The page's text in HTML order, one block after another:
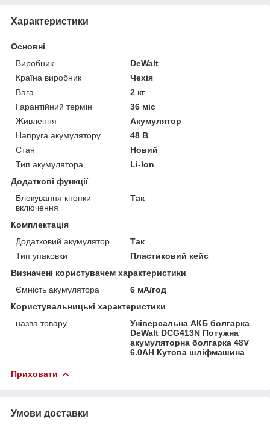
Характеристики
Основні
Виробник
DeWalt
Країна виробник
Чехія
Вага
2 кг
Гарантійний термін
36 міс
Живлення
Акумулятор
Напруга акумулятору
48 В
Стан
Новий
Тип акумулятора
Li-Ion
Додаткові функції
Блокування кнопки
включення
Так
Комплектація
Додатковий акумулятор
Так
Тип упаковки
Пластиковий кейс
Визначені користувачем характеристики
Ємність акумулятора
6 мА/год
Користувальницькі характеристики
назва товару
Універсальна АКБ болгарка
DeWalt DCG413N Потужна
акумуляторна болгарка 48V
6.0AH Кутова шліфмашина
Приховати
Умови доставки